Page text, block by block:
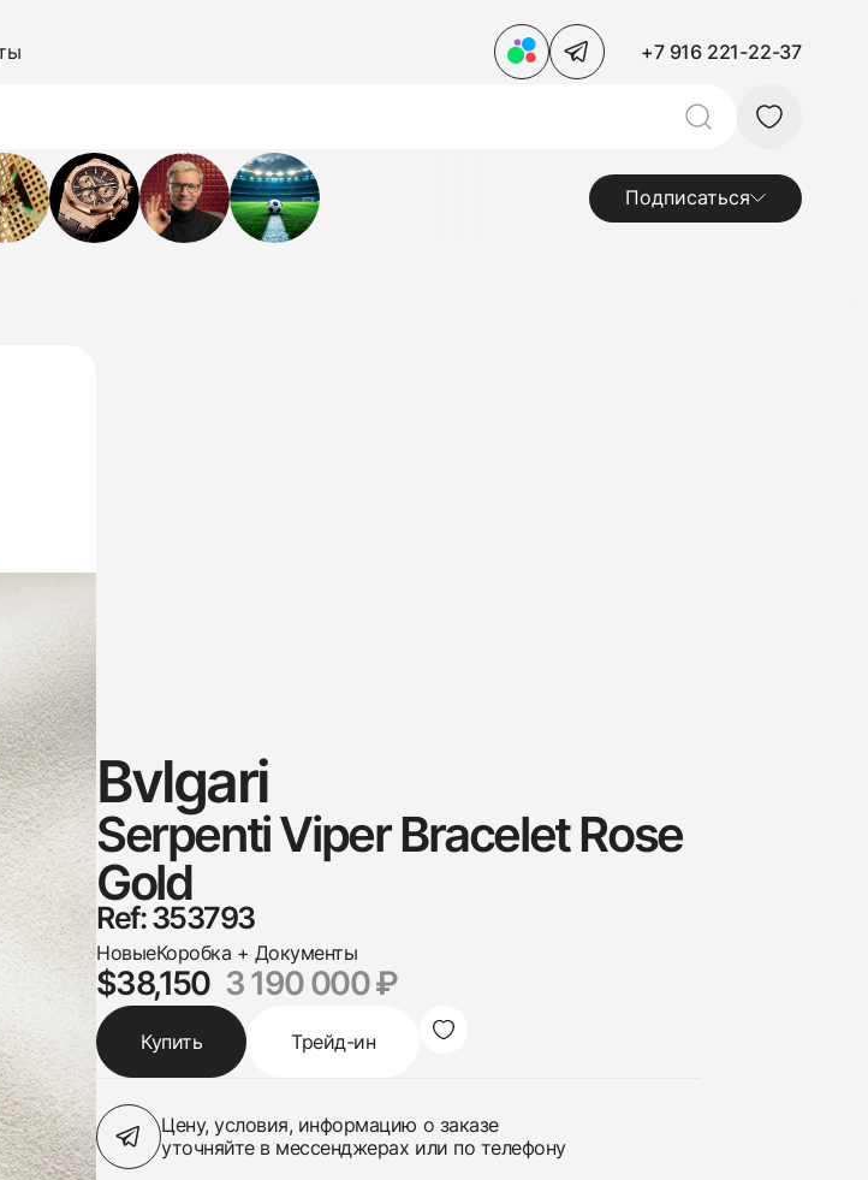
+7 916 221-22-37
Подписаться
Bvlgari
Serpenti Viper Bracelet Rose
Gold
Ref: 353793
НовыеКоробка + Документы
$38,150 3 190 000 ₽
Купить Трейд-ин
Цену, условия, информацию о заказе
уточняйте в мессенджерах или по телефону